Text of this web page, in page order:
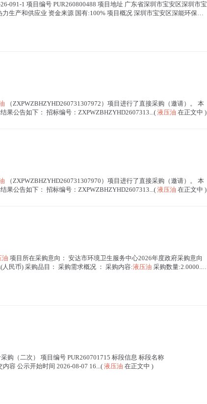
091-1 项目编号 PUR260800488 项目地址 广东省深圳市宝安区深圳市宝
生产和供应业 资金来源 国有:100% 项目概况 深圳市宝安区深能环保有
（ZXPWZBHZYHD260731307972）项目进行了直接采购（邀请）。 本
果公告如下： 招标编号：ZXPWZBHZYHD2607313...( 液压油 在正文中 )
（ZXPWZBHZYHD260731307970）项目进行了直接采购（邀请）。 本
果公告如下： 招标编号：ZXPWZBHZYHD2607313...( 液压油 在正文中 )
油 项目所在采购意向： 安达市环境卫生服务中心2026年度政府采购意向
人民币) 采购品目： 采购需求概况 ： 采购内容:液压油 采购数量:2.0000...(
购（二次） 项目编号 PUR260701715 标段信息 标段名称
容 公示开始时间 2026-08-07 16...( 液压油 在正文中 )